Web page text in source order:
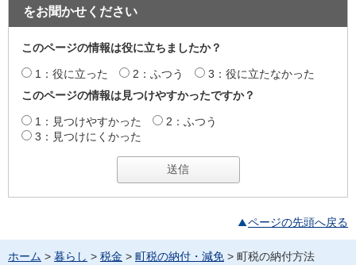
をお聞かせください
このページの情報は役に立ちましたか？
1：役に立った 2：ふつう
3：役に立たなかった
このページの情報は見つけやすかったですか？
1：見つけやすかった
2：ふつう
3：見つけにくかった
ページの先頭へ戻る
ホーム > 暮らし > 税金 > 町税の納付・減免 > 町税の納付方法